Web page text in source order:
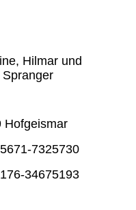
Hilmar und
Hofgeismar
7325730
34675193